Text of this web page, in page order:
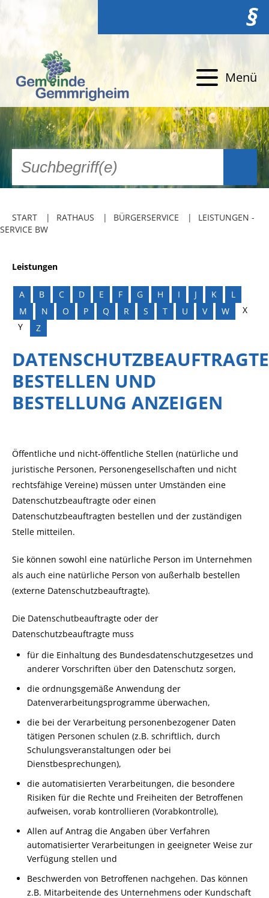
§
Menü
START RATHAUS BÜRGERSERVICE
LEISTUNGEN -
SERVICE BW
Leistungen
A B C D E F G H I J K
L
M
N O P Q R S T U V W
X
Y
Z
BESTELLEN UND
BESTELLUNG ANZEIGEN
Öffentliche und nicht-öffentliche Stellen (natürliche und
juristische Personen, Personengesellschaften und nicht
rechtsfähige Vereine) müssen unter Umständen eine
Datenschutzbeauftragte oder einen
Datenschutzbeauftragten bestellen und der zuständigen
Stelle mitteilen.
Sie können sowohl eine natürliche Person im Unternehmen
als auch eine natürliche Person von außerhalb bestellen
(externe Datenschutzbeauftragte).
Die Datenschutbeauftragte oder der
Datenschutzbeauftragte muss
für die Einhaltung des Bundesdatenschutzgesetzes und
anderer Vorschriften über den Datenschutz sorgen,
die ordnungsgemäße Anwendung der
Datenverarbeitungsprogramme überwachen,
die bei der Verarbeitung personenbezogener Daten
tätigen Personen schulen (z.B. schriftlich, durch
Schulungsveranstaltungen oder bei
Dienstbesprechungen),
die automatisierten Verarbeitungen, die besondere
Risiken für die Rechte und Freiheiten der Betroffenen
aufweisen, vorab kontrollieren (Vorabkontrolle),
Allen auf Antrag die Angaben über Verfahren
automatisierter Verarbeitungen in geeigneter Weise zur
Verfügung stellen und
Beschwerden von Betroffenen nachgehen. Das können
z.B. Mitarbeitende des Unternehmens oder Kundschaft